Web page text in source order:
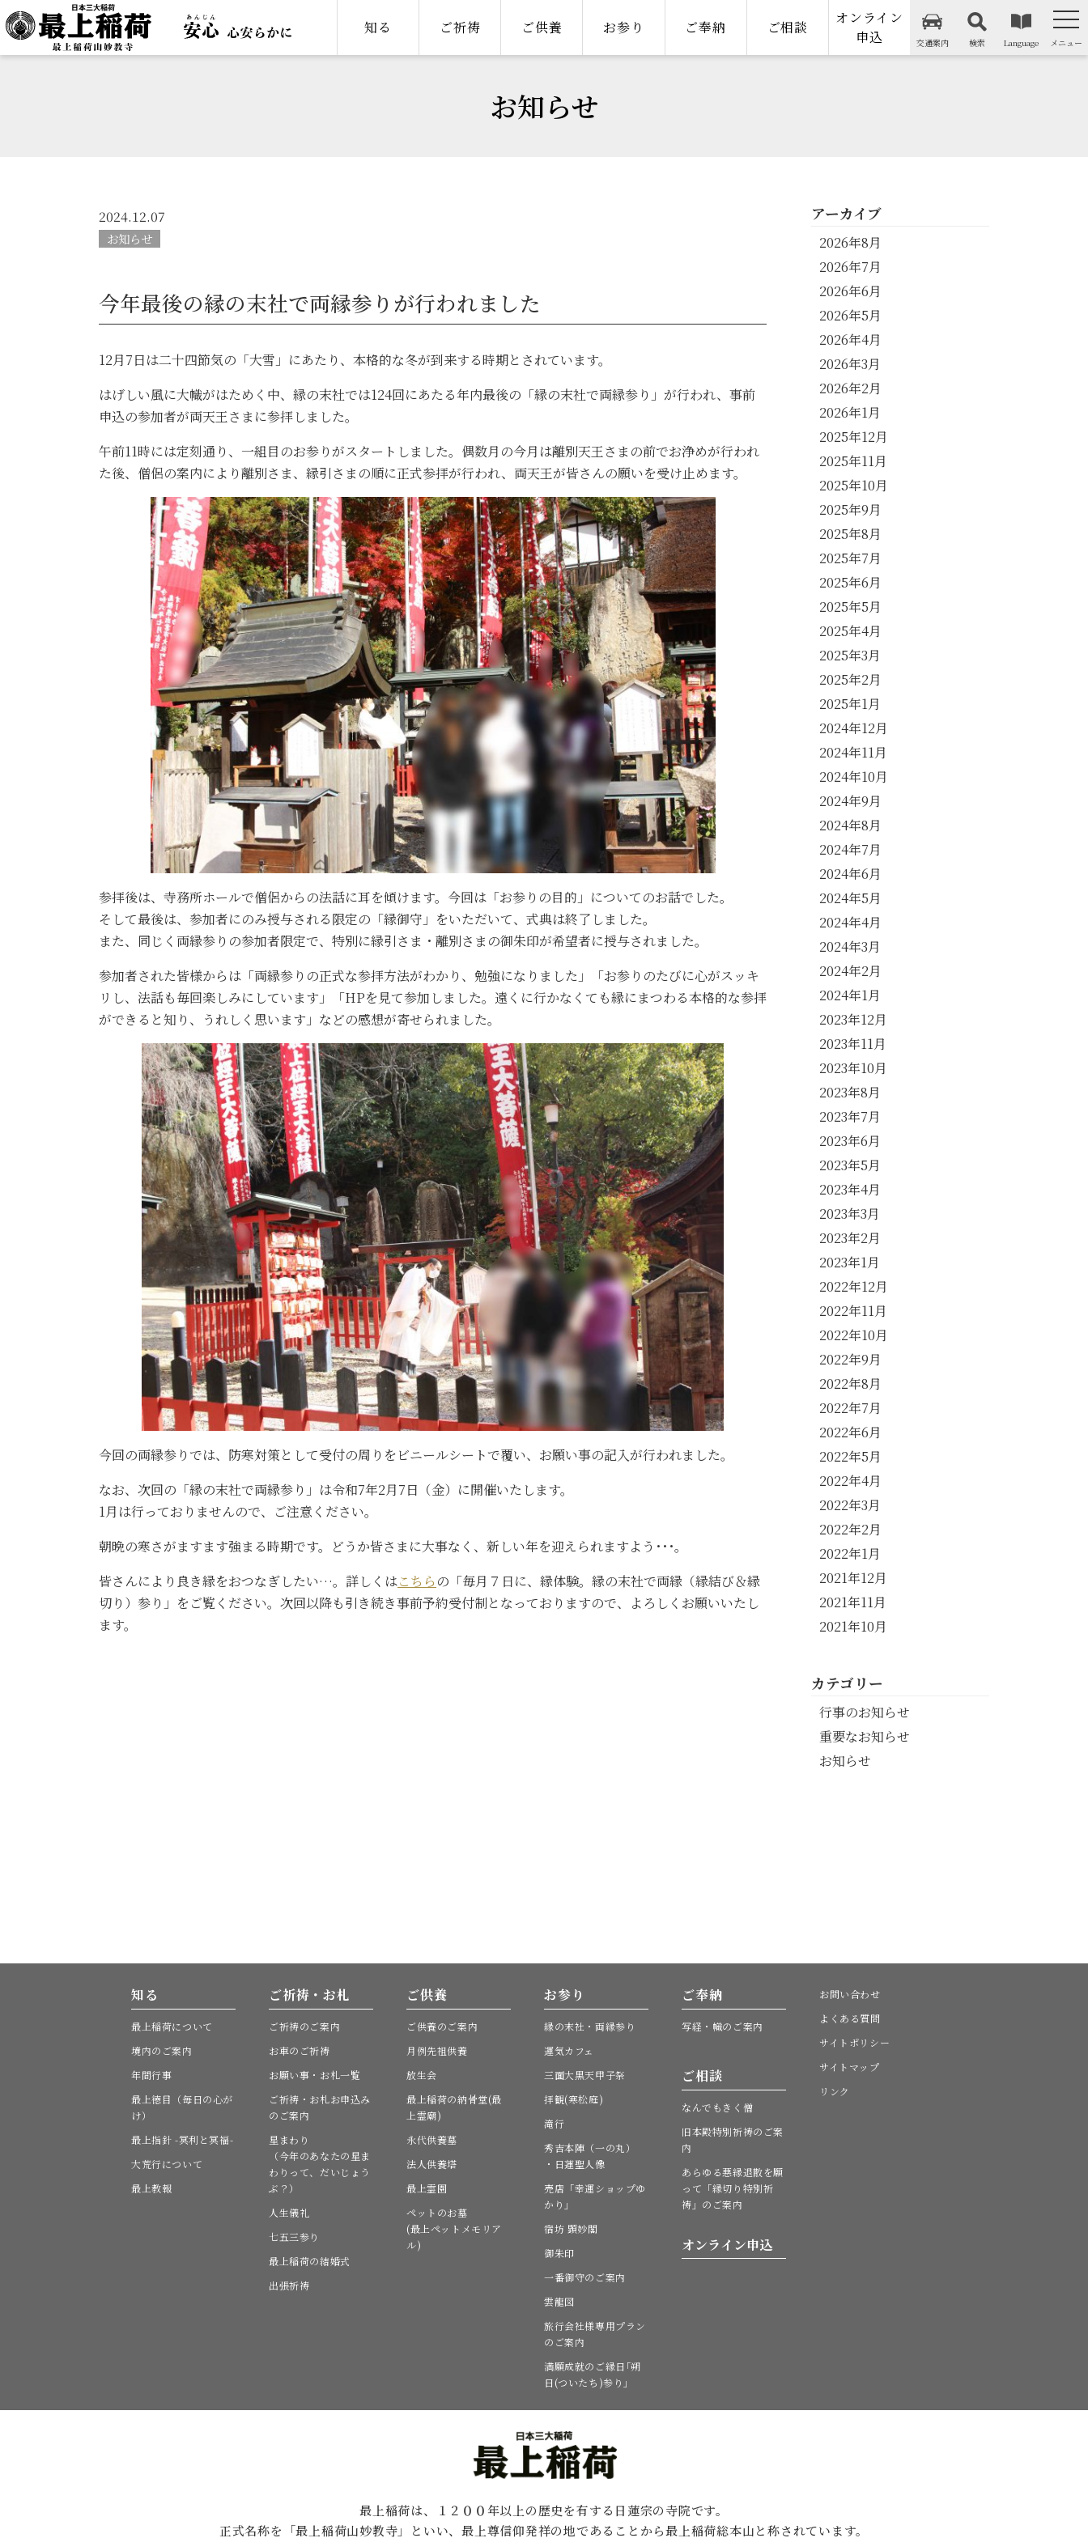
知る ご祈祷 ご供養 お参り ご奉納 ご相談
オンライン
申込
交通案内 検索 Language メニュー
お知らせ
2024.12.07
お知らせ
今年最後の縁の末社で両縁参りが行われました
12月7日は二十四節気の「大雪」にあたり、本格的な冬が到来する時期とされています。
はげしい風に大幟がはためく中、縁の末社では124回にあたる年内最後の「縁の末社で両縁参り」が行われ、事前
申込の参加者が両天王さまに参拝しました。
午前11時には定刻通り、一組目のお参りがスタートしました。偶数月の今月は離別天王さまの前でお浄めが行われ
た後、僧侶の案内により離別さま、縁引さまの順に正式参拝が行われ、両天王が皆さんの願いを受け止めます。
参拝後は、寺務所ホールで僧侶からの法話に耳を傾けます。今回は「お参りの目的」についてのお話でした。
そして最後は、参加者にのみ授与される限定の「縁御守」をいただいて、式典は終了しました。
また、同じく両縁参りの参加者限定で、特別に縁引さま・離別さまの御朱印が希望者に授与されました。
参加者された皆様からは「両縁参りの正式な参拝方法がわかり、勉強になりました」「お参りのたびに心がスッキ
リし、法話も毎回楽しみにしています」「HPを見て参加しました。遠くに行かなくても縁にまつわる本格的な参拝
ができると知り、うれしく思います」などの感想が寄せられました。
今回の両縁参りでは、防寒対策として受付の周りをビニールシートで覆い、お願い事の記入が行われました。
なお、次回の「縁の末社で両縁参り」は令和7年2月7日（金）に開催いたします。
1月は行っておりませんので、ご注意ください。
朝晩の寒さがますます強まる時期です。どうか皆さまに大事なく、新しい年を迎えられますよう･･･。
皆さんにより良き縁をおつなぎしたい…。詳しくはこちら の「毎月７日に、縁体験。縁の末社で両縁（縁結び＆縁
切り）参り」をご覧ください。次回以降も引き続き事前予約受付制となっておりますので、よろしくお願いいたし
ます。
アーカイブ
2026年8月
2026年7月
2026年6月
2026年5月
2026年4月
2026年3月
2026年2月
2026年1月
2025年12月
2025年11月
2025年10月
2025年9月
2025年8月
2025年7月
2025年6月
2025年5月
2025年4月
2025年3月
2025年2月
2025年1月
2024年12月
2024年11月
2024年10月
2024年9月
2024年8月
2024年7月
2024年6月
2024年5月
2024年4月
2024年3月
2024年2月
2024年1月
2023年12月
2023年11月
2023年10月
2023年8月
2023年7月
2023年6月
2023年5月
2023年4月
2023年3月
2023年2月
2023年1月
2022年12月
2022年11月
2022年10月
2022年9月
2022年8月
2022年7月
2022年6月
2022年5月
2022年4月
2022年3月
2022年2月
2022年1月
2021年12月
2021年11月
2021年10月
カテゴリー
行事のお知らせ
重要なお知らせ
お知らせ
知る
最上稲荷について
境内のご案内
年間行事
最上徳目（毎日の心が
け）
最上指針 -冥利と冥福-
大荒行について
最上教報
ご祈祷・お札
ご祈祷のご案内
お車のご祈祷
お願い事・お札一覧
ご祈祷・お札お申込み
のご案内
星まわり
（今年のあなたの星ま
わりって、だいじょう
ぶ？）
人生儀礼
七五三参り
最上稲荷の結婚式
出張祈祷
ご供養
ご供養のご案内
月例先祖供養
放生会
最上稲荷の納骨堂(最
上霊廟)
永代供養墓
法人供養塔
最上霊園
ペットのお墓
(最上ペットメモリア
ル)
お参り
縁の末社・両縁参り
運気カフェ
三面大黒天甲子祭
拝観(寒松庭)
滝行
秀吉本陣（一の丸）
・日蓮聖人像
売店「幸運ショップゆ
かり」
宿坊 顕妙閣
御朱印
一番御守のご案内
雲龍図
旅行会社様専用プラン
のご案内
満願成就のご縁日｢朔
日(ついたち)参り｣
ご奉納
写経・幟のご案内
ご相談
なんでもきく僧
旧本殿特別祈祷のご案
内
あらゆる悪縁退散を願
って「縁切り特別祈
祷」のご案内
オンライン申込
お問い合わせ
よくある質問
サイトポリシー
サイトマップ
リンク
最上稲荷は、１２００年以上の歴史を有する 日蓮宗の寺院です。
正式名称を「最上稲荷山妙教寺」といい、最上尊信仰発祥の地であることから最上稲荷総本山と称されています。